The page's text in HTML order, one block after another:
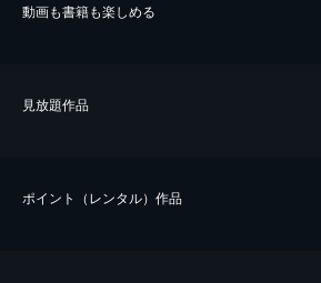
動画も書籍も楽しめる
⾒放題作品
ポイント（レンタル）作品